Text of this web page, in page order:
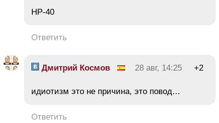
НР-40
Ответить
Дмитрий Космов 28 авг, 14:25 +2
идиотизм это не причина, это повод…
Ответить